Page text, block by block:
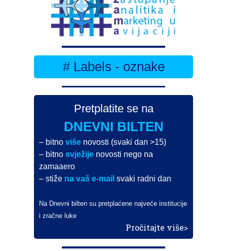
# Labels - oznake
Pretplatite se na
DNEVNI BILTEN
– bitnoviše novosti (svaki dan >15)
– bitnosvježije novosti nego na
zamaaero
– stiže na vaš e-mail svaki radni dan
Na Dnevni bilten su pretplaćene najveće institucije
i zračne luke
Pročitajte više>